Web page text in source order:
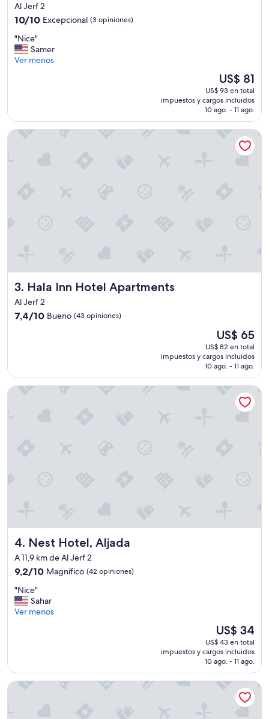
a
g
r
a
d
a
t
r
q
u
e
s
e
e
r
t
a
b
a
j
o
Al Jerf 2
10.0
10,
Excepcional,
(3
10/10 Excepcional (3 opiniones)
"
N
i
"Nice"
Samer
Ver menos
El
precio
actual
es
de
US$ 81
US$ 81
US$ 93 en total
impuestos y cargos incluidos
10 ago. - 11 ago.
3. Hala Inn Hotel Apartments
Hala Inn Hotel Apartments
Al Jerf 2
7.4
7,4/10 Bueno (43 opiniones)
El
precio
actual
es
de
US$ 65
US$ 65
US$ 82 en total
impuestos y cargos incluidos
10 ago. - 11 ago.
Hala Inn Hotel Apartments
4. Nest Hotel, Aljada
Nest Hotel, Aljada
A 11,9 km de Al Jerf 2
9.2
10,
Magnífico,
(42
9,2/10 Magnífico (42 opiniones)
"
N
i
"Nice"
Sahar
Ver menos
El
precio
actual
es
de
US$ 34
US$ 34
US$ 43 en total
impuestos y cargos incluidos
10 ago. - 11 ago.
Nest Hotel, Aljada
Sheraton Sharjah Beach Resort & Spa